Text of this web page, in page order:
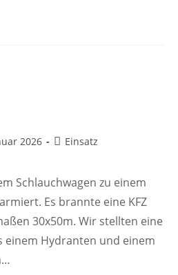
2026
Beitrags-
Einsatz
Schlauchwagen zu einem
Es brannte eine KFZ
30x50m. Wir stellten eine
einem Hydranten und einem